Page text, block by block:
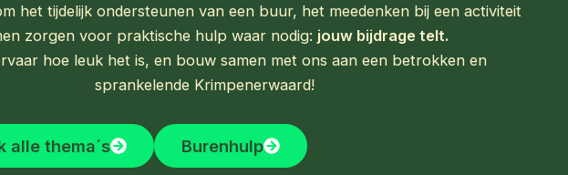
het tijdelijk ondersteunen van een buur, het meedenken bij een activiteit
zorgen voor praktische hulp waar nodig: jouw bijdrage telt.
hoe leuk het is, en bouw samen met ons aan een betrokken en
sprankelende Krimpenerwaard!
alle thema´s Burenhulp